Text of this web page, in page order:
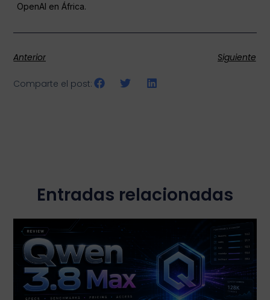
OpenAI en África.
Anterior Siguiente
Comparte el post:
Entradas relacionadas